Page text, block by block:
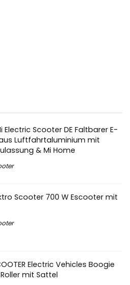
Electric Scooter DE Faltbarer E-
Luftfahrtaluminium mit
& Mi Home
Scooter 700 W Escooter mit
Electric Vehicles Boogie
mit Sattel